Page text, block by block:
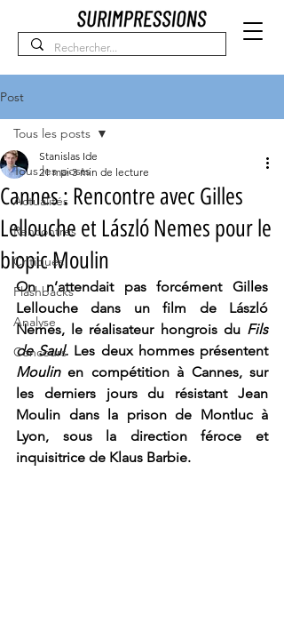
Post
Tous les posts
Actualités
Rencontres
Critiques
Flashbacks
Analyse
Concours
Tous les posts
Cannes : Rencontre avec Gilles
Lellouche et László Nemes pour le
biopic Moulin
Stanislas Ide
21 mai 3 min de lecture
On n’attendait pas forcément Gilles
Lellouche dans un film de László
Nemes, le réalisateur hongrois du Fils
de Saul.
Les deux hommes présentent
Moulin en compétition à Cannes, sur
les derniers jours du résistant Jean
Moulin dans la prison de Montluc à
Lyon, sous la direction féroce et
inquisitrice de Klaus Barbie.